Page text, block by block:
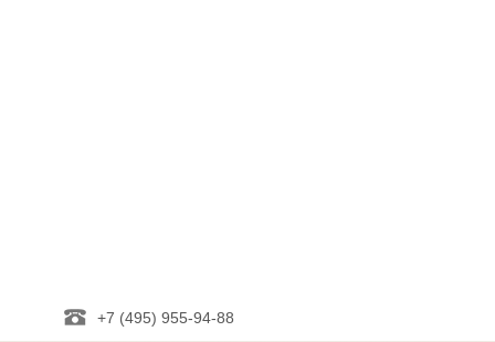
+7 (495) 955-94-88